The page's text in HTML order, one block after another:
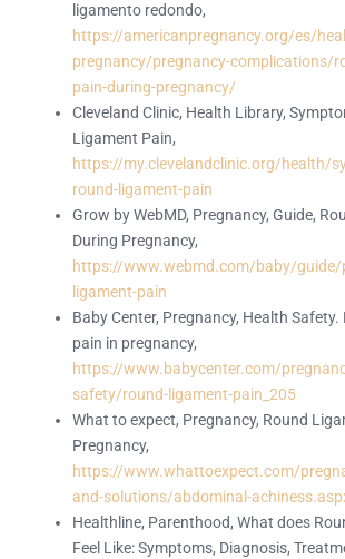
ligamento redondo,
https://americanpregnancy.org/es/
pregnancy/pregnancy-complications/
pain-during-pregnancy/
Cleveland Clinic, Health Library,
Ligament Pain,
https://my.clevelandclinic.org/health/
round-ligament-pain
Grow by WebMD, Pregnancy, Guide,
During Pregnancy,
https://www.webmd.com/baby/guide/
ligament-pain
Baby Center, Pregnancy, Health
pain in pregnancy,
https://www.babycenter.com/
safety/round-ligament-pain_205
What to expect, Pregnancy, Round
Pregnancy,
https://www.whattoexpect.com/
and-solutions/abdominal-
Healthline, Parenthood, What does
Feel Like: Symptoms, Diagnosis,